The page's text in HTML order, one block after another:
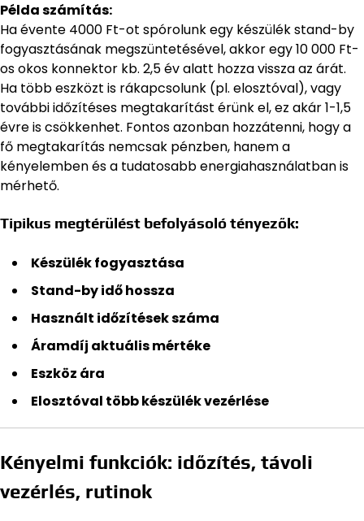
Példa számítás:
Ha évente 4000 Ft-ot spórolunk egy készülék stand-by
fogyasztásának megszüntetésével, akkor egy 10 000 Ft-
os okos konnektor kb. 2,5 év alatt hozza vissza az árát.
Ha több eszközt is rákapcsolunk (pl. elosztóval), vagy
további időzítéses megtakarítást érünk el, ez akár 1-1,5
évre is csökkenhet. Fontos azonban hozzátenni, hogy a
fő megtakarítás nemcsak pénzben, hanem a
kényelemben és a tudatosabb energiahasználatban is
mérhető.
Tipikus megtérülést befolyásoló tényezők:
Készülék fogyasztása
Stand-by idő hossza
Használt időzítések száma
Áramdíj aktuális mértéke
Eszköz ára
Elosztóval több készülék vezérlése
Kényelmi funkciók: időzítés, távoli
vezérlés, rutinok